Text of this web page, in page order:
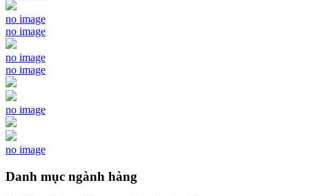
no image
no image
no image
no image
no image
no image
Danh mục ngành hàng